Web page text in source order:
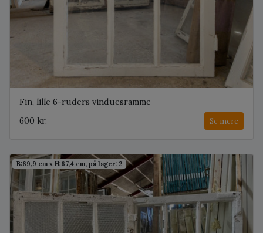
Fin, lille 6-ruders vinduesramme
600 kr.
Se mere
B:69,9 cm x H:67,4 cm, på lager: 2